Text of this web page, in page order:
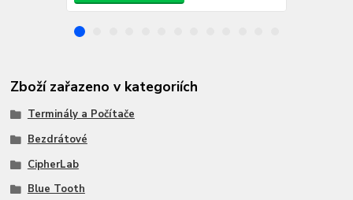
Zboží zařazeno v kategoriích
Terminály a Počítače
Bezdrátové
CipherLab
Blue Tooth